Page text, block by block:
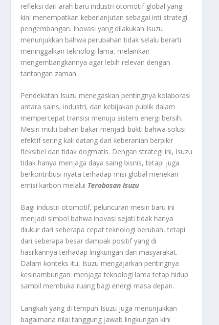
refleksi dari arah baru industri otomotif global yang
kini menempatkan keberlanjutan sebagai inti strategi
pengembangan. Inovasi yang dilakukan Isuzu
menunjukkan bahwa perubahan tidak selalu berarti
meninggalkan teknologi lama, melainkan
mengembangkannya agar lebih relevan dengan
tantangan zaman.
Pendekatan Isuzu menegaskan pentingnya kolaborasi
antara sains, industri, dan kebijakan publik dalam
mempercepat transisi menuju sistem energi bersih.
Mesin multi bahan bakar menjadi bukti bahwa solusi
efektif sering kali datang dari keberanian berpikir
fleksibel dan tidak dogmatis. Dengan strategi ini, Isuzu
tidak hanya menjaga daya saing bisnis, tetapi juga
berkontribusi nyata terhadap misi global menekan
emisi karbon melalui Terobosan Isuzu
Bagi industri otomotif, peluncuran mesin baru ini
menjadi simbol bahwa inovasi sejati tidak hanya
diukur dari seberapa cepat teknologi berubah, tetapi
dari seberapa besar dampak positif yang di
hasilkannya terhadap lingkungan dan masyarakat.
Dalam konteks itu, Isuzu mengajarkan pentingnya
kesinambungan: menjaga teknologi lama tetap hidup
sambil membuka ruang bagi energi masa depan.
Langkah yang di tempuh Isuzu juga menunjukkan
bagaimana nilai tanggung jawab lingkungan kini